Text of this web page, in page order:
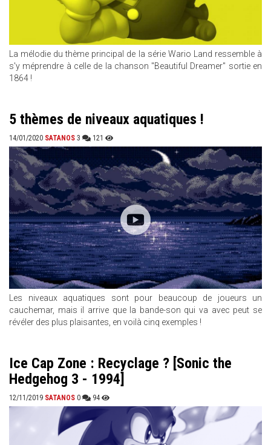
La mélodie du thème principal de la série Wario Land ressemble à
s'y méprendre à celle de la chanson "Beautiful Dreamer" sortie en
1864 !
5 thèmes de niveaux aquatiques !
14/01/2020 SATANOS 3 121
Les niveaux aquatiques sont pour beaucoup de joueurs un
cauchemar, mais il arrive que la bande-son qui va avec peut se
révéler des plus plaisantes, en voilà cinq exemples !
Ice Cap Zone : Recyclage ? [Sonic the
Hedgehog 3 - 1994]
12/11/2019 SATANOS 0 94